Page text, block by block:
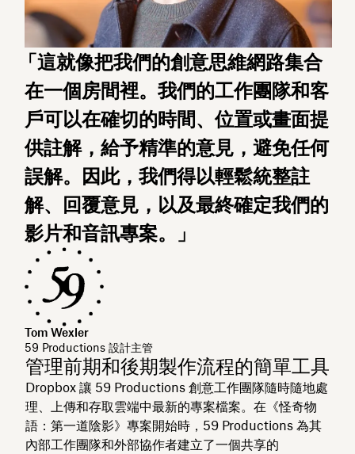
「這就像把我們的創意思維網路集合
在一個房間裡。我們的工作團隊和客
戶可以在確切的時間、位置或畫面提
供註解，給予精準的意見，避免任何
誤解。因此，我們得以輕鬆統整註
解、回覆意見，以及最終確定我們的
影片和音訊專案。」
Tom Wexler
59 Productions 設計主管
管理前期和後期製作流程的簡單工具
Dropbox 讓 59 Productions 創意工作團隊隨時隨地處
理、上傳和存取雲端中最新的專案檔案。在《怪奇物
語：第一道陰影》專案開始時，59 Productions 為其
內部工作團隊和外部協作者建立了一個共享的